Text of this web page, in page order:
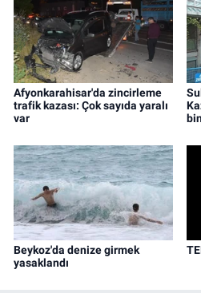
Afyonkarahisar'da zincirleme
trafik kazası: Çok sayıda yaralı
var
Beykoz'da denize girmek
yasaklandı